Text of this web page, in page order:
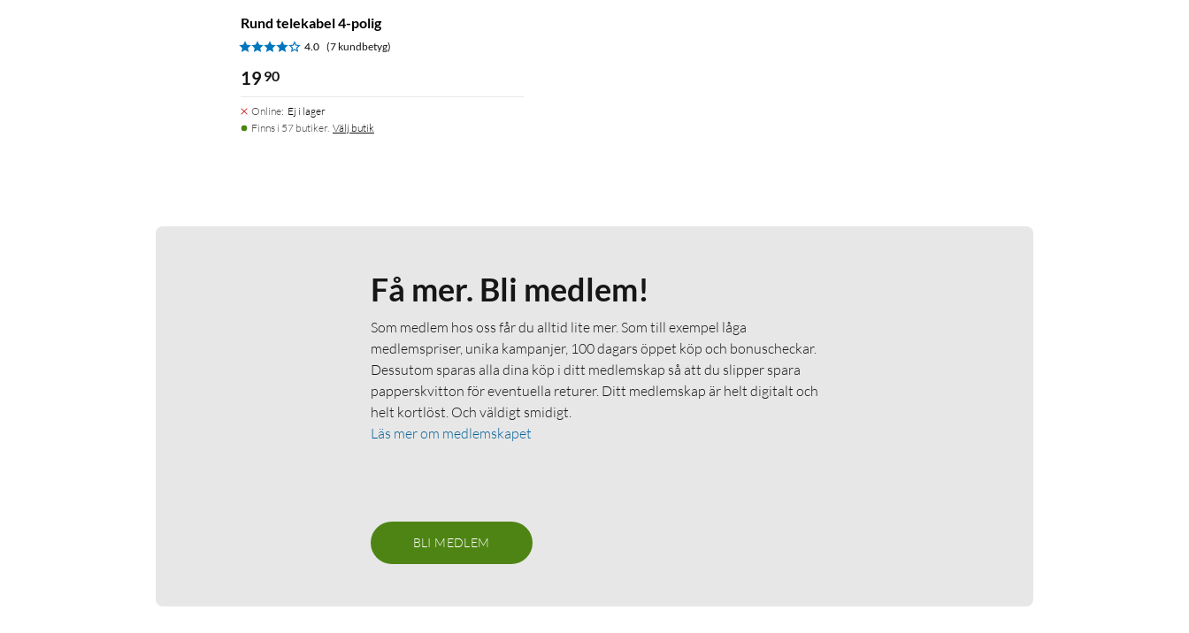
Rund telekabel 4-polig
4.0 (7 kundbetyg)
19 90
Online: Ej i lager
Finns i 57 butiker. Välj butik
Få mer. Bli medlem!
Som medlem hos oss får du alltid lite mer. Som till exempel låga
medlemspriser, unika kampanjer, 100 dagars öppet köp och bonuscheckar.
Dessutom sparas alla dina köp i ditt medlemskap så att du slipper spara
papperskvitton för eventuella returer. Ditt medlemskap är helt digitalt och
helt kortlöst. Och väldigt smidigt.
Läs mer om medlemskapet
BLI MEDLEM